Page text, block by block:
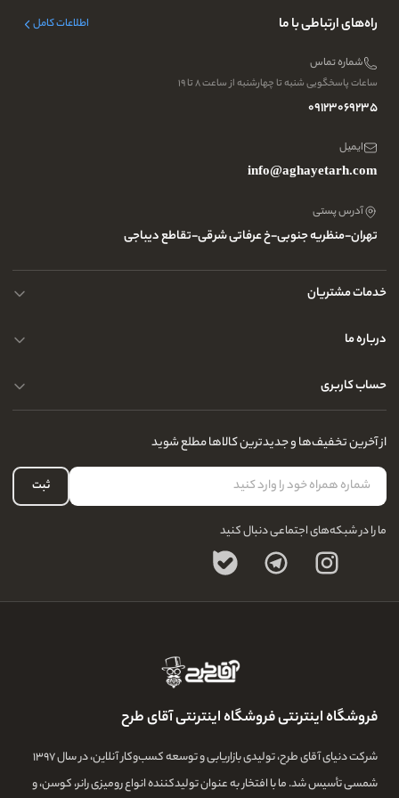
راه‌های ارتباطی با ما اطلاعات کامل
شماره تماس
ساعات پاسخگویی شنبه تا چهارشنبه از ساعت ۸ تا ۱۹
09123069235
ایمیل
info@aghayetarh.com
آدرس پستی
تهران-منظریه جنوبی-خ عرفاتی شرقی-تقاطع دیباجی
خدمات مشتریان
محصولات چرم
حریم خصوصی کاربران
درباره ما
تماس با ما
سوالات متداول
درباره ما
پرسش و پاسخ های متداول
مجله و بلاگ
حساب کاربری
لیست علاقه‌مندی
حساب کاربری
از آخرین تخفیف‌ها و جدیدترین کالاها مطلع شوید
ثبت
ما را در شبکه‌های اجتماعی دنبال کنید
فروشگاه اینترنتی فروشگاه اینترنتی آقای طرح
شرکت دنیای آقای طرح، تولیدی بازاریابی و توسعه کسب‌وکار آنلاین، در سال ۱۳۹۷
شمسی تأسیس شد. ما با افتخار به عنوان تولیدکننده انواع رومیزی رانر، کوسن، و